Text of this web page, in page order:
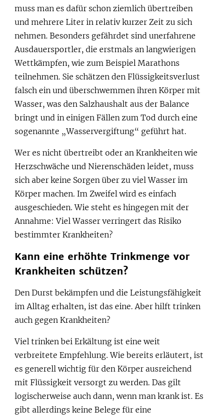
muss man es dafür schon ziemlich übertreiben
und mehrere Liter in relativ kurzer Zeit zu sich
nehmen. Besonders gefährdet sind unerfahrene
Ausdauersportler, die erstmals an langwierigen
Wettkämpfen, wie zum Beispiel Marathons
teilnehmen. Sie schätzen den Flüssigkeitsverlust
falsch ein und überschwemmen ihren Körper mit
Wasser, was den Salzhaushalt aus der Balance
bringt und in einigen Fällen zum Tod durch eine
sogenannte „Wasservergiftung“ geführt hat.
Wer es nicht übertreibt oder an Krankheiten wie
Herzschwäche und Nierenschäden leidet, muss
sich aber keine Sorgen über zu viel Wasser im
Körper machen. Im Zweifel wird es einfach
ausgeschieden. Wie steht es hingegen mit der
Annahme: Viel Wasser verringert das Risiko
bestimmter Krankheiten?
Kann eine erhöhte Trinkmenge vor
Krankheiten schützen?
Den Durst bekämpfen und die Leistungsfähigkeit
im Alltag erhalten, ist das eine. Aber hilft trinken
auch gegen Krankheiten?
Viel trinken bei Erkältung ist eine weit
verbreitete Empfehlung. Wie bereits erläutert, ist
es generell wichtig für den Körper ausreichend
mit Flüssigkeit versorgt zu werden. Das gilt
logischerweise auch dann, wenn man krank ist. Es
gibt allerdings keine Belege für eine